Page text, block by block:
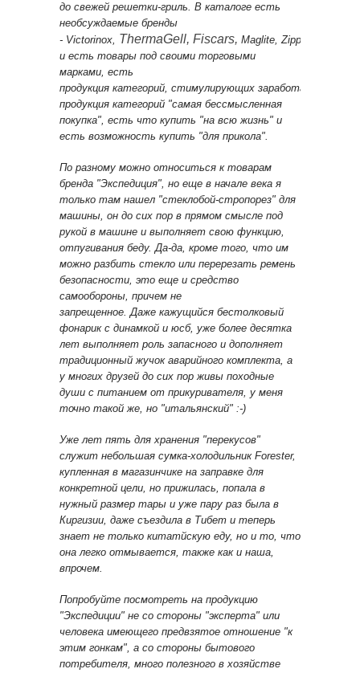
до свежей решетки-гриль. В каталоге есть
необсуждаемые бренды
- Victorinox, ThermaGell, Fiscars, Maglite, Zippo
и есть товары под своими торговыми
марками, есть
продукция категорий, стимулирующих заработать и
продукция категорий "самая бессмысленная
покупка", есть что купить "на всю жизнь" и
есть возможность купить "для прикола".
По разному можно относиться к товарам
бренда "Экспедиция", но еще в начале века я
только там нашел "стеклобой-стропорез" для
машины, он до сих пор в прямом смысле под
рукой в машине и выполняет свою функцию,
отпугивания беду. Да-да, кроме того, что им
можно разбить стекло или перерезать ремень
безопасности, это еще и средство
самообороны, причем не
запрещенное. Даже кажущийся бестолковый
фонарик с динамкой и юсб, уже более десятка
лет выполняет роль запасного и дополняет
традиционный жучок аварийного комплекта, а
у многих друзей до сих пор живы походные
души с питанием от прикуривателя, у меня
точно такой же, но "итальянский" :-)
Уже лет пять для хранения "перекусов"
служит небольшая сумка-холодильник Forester,
купленная в магазинчике на заправке для
конкретной цели, но прижилась, попала в
нужный размер тары и уже пару раз была в
Киргизии, даже съездила в Тибет и теперь
знает не только китатйскую еду, но и то, что
она легко отмывается, также как и наша,
впрочем.
Попробуйте посмотреть на продукцию
"Экспедиции" не со стороны "эксперта" или
человека имеющего предвзятое отношение "к
этим гонкам", а со стороны бытового
потребителя, много полезного в хозяйстве